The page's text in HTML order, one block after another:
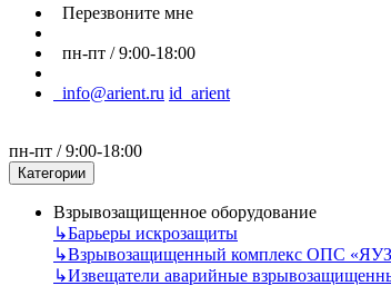
Перезвоните мне
пн-пт / 9:00-18:00
info@arient.ru id_arient
пн-пт / 9:00-18:00
Категории
Взрывозащищенное оборудование
↳Барьеры искрозащиты
↳Взрывозащищенный комплекс ОПС
↳Извещатели аварийные